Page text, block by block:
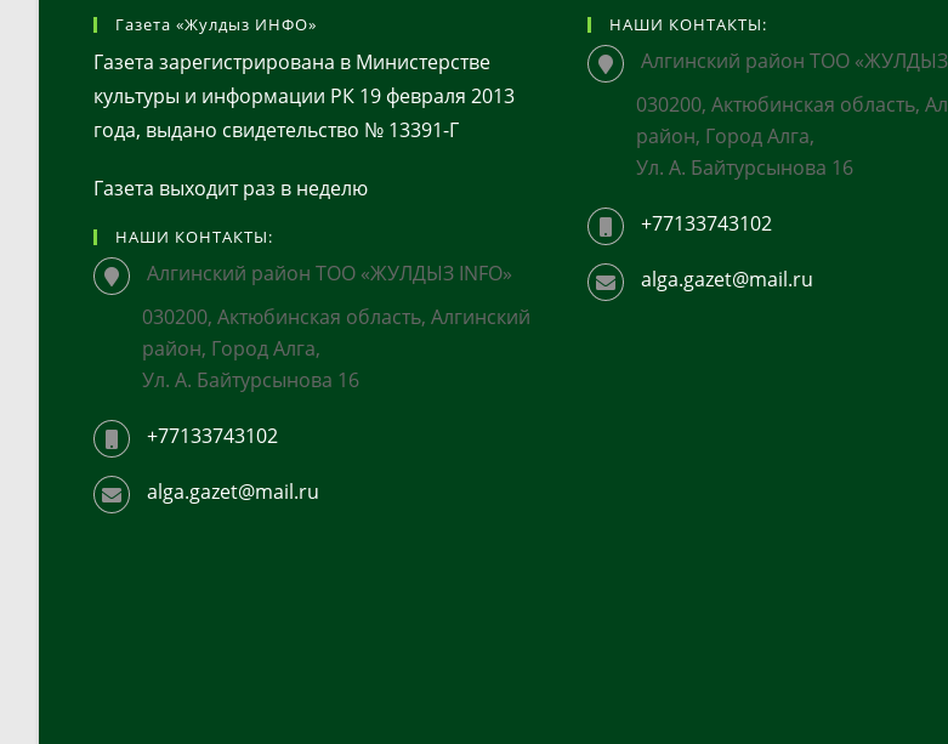
Газета «Жулдыз ИНФО»
Газета зарегистрирована в Министерстве
культуры и информации РК 19 февраля 2013
года, выдано свидетельство № 13391-Г
Газета выходит раз в неделю
НАШИ КОНТАКТЫ:
Алгинский район ТОО «ЖУЛДЫЗ INFO»
030200, Актюбинская область, Алгинский
район, Город Алга,
Ул. А. Байтурсынова 16
+77133743102
alga.gazet@mail.ru
НАШИ КОНТАКТЫ:
Алгинский район ТОО «ЖУЛДЫЗ
030200, Актюбинская область,
район, Город Алга,
Ул. А. Байтурсынова 16
+77133743102
alga.gazet@mail.ru